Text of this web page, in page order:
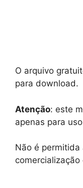
O arquivo
para download.
Atenção: este
apenas para
Não é
comercialização